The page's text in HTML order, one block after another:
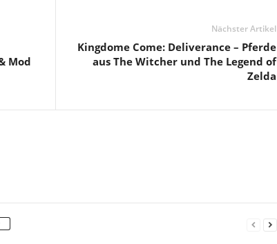
Mod
Nächster Artikel
Kingdome Come: Deliverance – Pferde
aus The Witcher und The Legend of
Zelda